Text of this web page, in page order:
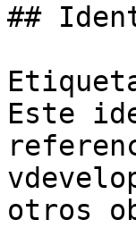
##
Este
otros